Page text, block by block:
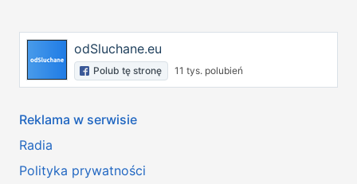
odSluchane.eu
Polub tę stronę 11 tys. polubień
Reklama w serwisie
Radia
Polityka prywatności